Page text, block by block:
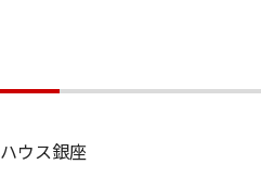
ウス銀座